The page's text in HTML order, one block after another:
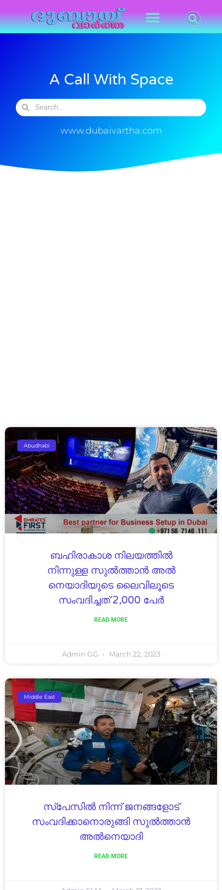
A Call With Space
www.dubaivartha.com
Abudhabi
ബഹിരാകാശ നിലയത്തിൽ
നിന്നുള്ള സുൽത്താൻ അൽ
നെയാദിയുടെ ലൈവിലൂടെ
സംവദിച്ചത് 2,000 പേർ
READ MORE
Admin GG March 22, 2023
Middle East
സ്പേസിൽ നിന്ന് ജനങ്ങളോട്
സംവദിക്കാനൊരുങ്ങി സുൽത്താൻ
അൽനെയാദി
READ MORE